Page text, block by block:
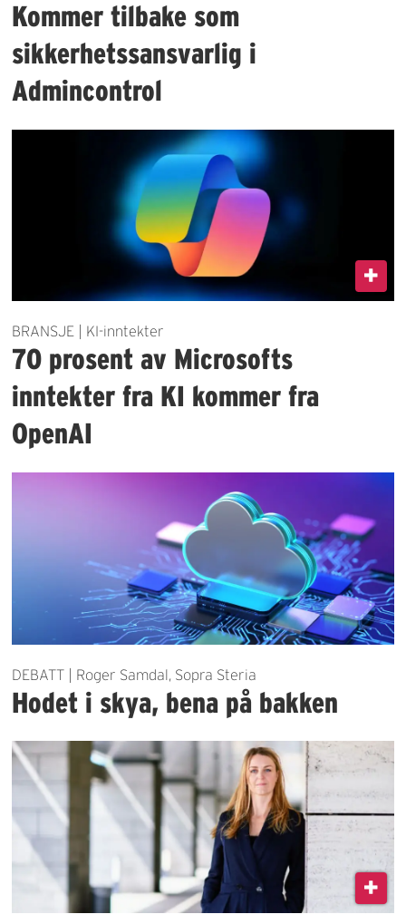
Kommer tilbake som
sikkerhetssansvarlig i
Admincontrol
BRANSJE | KI-inntekter
70 prosent av Microsofts
inntekter fra KI kommer fra
OpenAI
DEBATT | Roger Samdal, Sopra Steria
Hodet i skya, bena på bakken